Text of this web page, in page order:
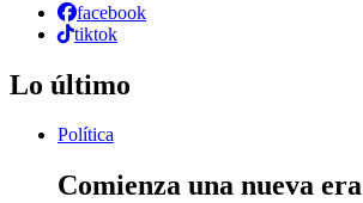
facebook
tiktok
Lo último
Política
Comienza una nueva era